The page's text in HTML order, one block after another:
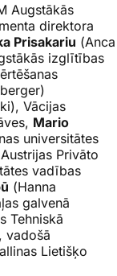
Augstākās
direktora
Prisakariu (Anca
izglītības
)
), Vācijas
Mario
universitātes
Privāto
vadības
(Hanna
galvenā
Tehniskā
vadošā
Lietišķo